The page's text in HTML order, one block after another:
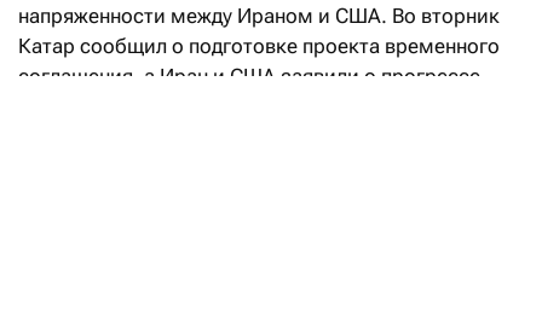
напряженности между Ираном и США. Во вторник
Катар сообщил о подготовке проекта временного
соглашения, а Иран и США заявили о прогрессе